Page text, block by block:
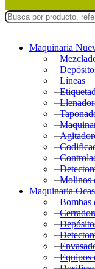
Maquinaria
Líneas
Molinos
Maquinaria
Bombas
Equipos